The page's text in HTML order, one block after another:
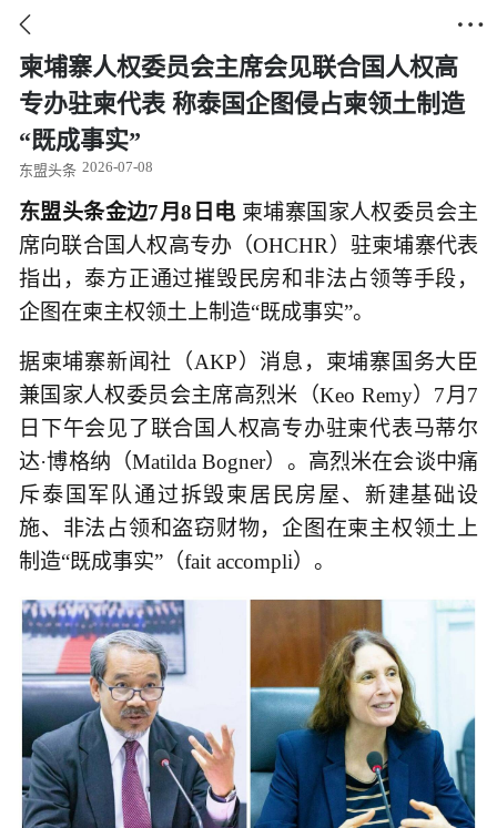
 
柬埔寨人权委员会主席会见联合国人权高
专办驻柬代表 称泰国企图侵占柬领土制造
“既成事实”
东盟头条 2026-07-08
东盟头条金边7月8日电 柬埔寨国家人权委员会主
席向联合国人权高专办（OHCHR）驻柬埔寨代表
指出，泰方正通过摧毁民房和非法占领等手段，
企图在柬主权领土上制造“既成事实”。
据柬埔寨新闻社（AKP）消息，柬埔寨国务大臣
兼国家人权委员会主席高烈米（Keo Remy）7月7
日下午会见了联合国人权高专办驻柬代表马蒂尔
达·博格纳（Matilda Bogner）。高烈米在会谈中痛
斥泰国军队通过拆毁柬居民房屋、新建基础设
施、非法占领和盗窃财物，企图在柬主权领土上
制造“既成事实”（fait accompli）。